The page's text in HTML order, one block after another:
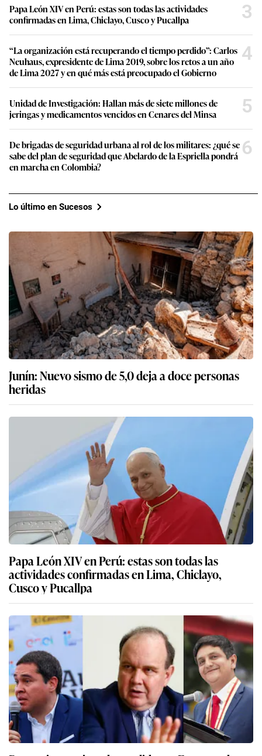
Papa León XIV en Perú: estas son todas las actividades
confirmadas en Lima, Chiclayo, Cusco y Pucallpa
3
“La organización está recuperando el tiempo perdido”: Carlos
Neuhaus, expresidente de Lima 2019, sobre los retos a un año
de Lima 2027 y en qué más está preocupado el Gobierno
4
Unidad de Investigación: Hallan más de siete millones de
jeringas y medicamentos vencidos en Cenares del Minsa
5
De brigadas de seguridad urbana al rol de los militares: ¿qué se
sabe del plan de seguridad que Abelardo de la Espriella pondrá
en marcha en Colombia?
6
Lo último en Sucesos
Junín: Nuevo sismo de 5,0 deja a doce personas
heridas
Papa León XIV en Perú: estas son todas las
actividades confirmadas en Lima, Chiclayo,
Cusco y Pucallpa